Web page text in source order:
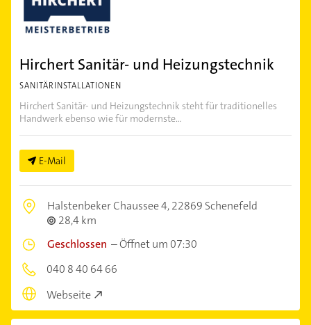
Hirchert Sanitär- und Heizungstechnik
SANITÄRINSTALLATIONEN
Hirchert Sanitär- und Heizungstechnik steht für traditionelles
Handwerk ebenso wie für modernste...
E-Mail
Halstenbeker Chaussee 4,22869 Schenefeld
28,4 km
Geschlossen –Öffnet um 07:30
040 8 40 64 66
Webseite